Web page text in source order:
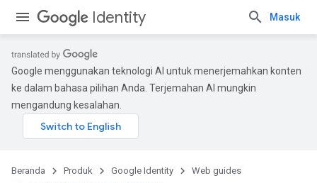
Identity Masuk
Google menggunakan teknologi AI untuk menerjemahkan konten
ke dalam bahasa pilihan Anda. Terjemahan AI mungkin
mengandung kesalahan.
Beranda Produk Google Identity
Web guides